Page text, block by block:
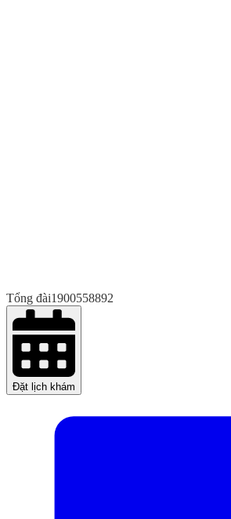
Tổng đài1900558892
Đặt lịch khám